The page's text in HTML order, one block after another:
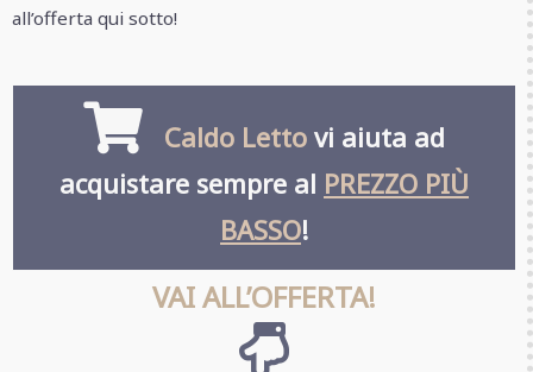
all’offerta qui sotto!
Caldo Letto vi aiuta ad
acquistare sempre al PREZZO PIÙ
BASSO!
VAI ALL’OFFERTA!